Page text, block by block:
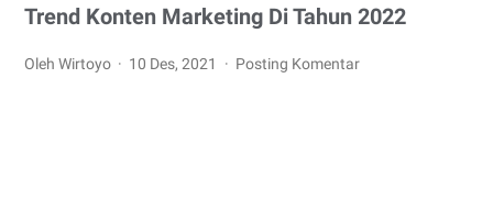
Trend Konten Marketing Di Tahun 2022
Oleh Wirtoyo 10 Des, 2021 Posting Komentar